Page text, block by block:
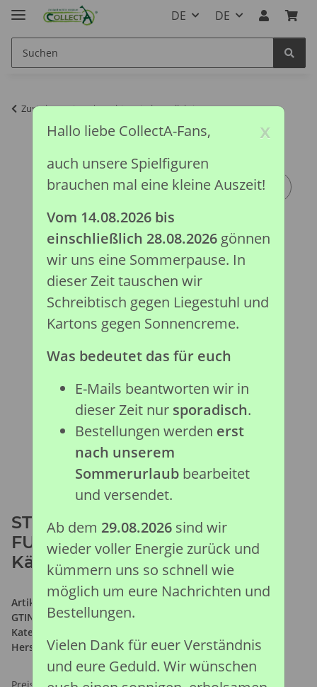
DE DE
Zurück zur Liste Prähistorische Kollektion
STEGOSAURUS
FUSSNACHBILDUNG, Display-
Kästchen
Artikelnummer:
GTIN:
4892900892863
Kategorie:
Hersteller: Collecta Global Limited
x
Hallo liebe CollectA-Fans,
auch unsere Spielfiguren
brauchen mal eine kleine Auszeit!
Vom 14.08.2026 bis
einschließlich 28.08.2026gönnen
wir uns eine Sommerpause. In
dieser Zeit tauschen wir
Schreibtisch gegen Liegestuhl und
Kartons gegen Sonnencreme.
Was bedeutet das für euch
E-Mails beantworten wir in
dieser Zeit nur sporadisch.
Bestellungen werden erst
nach unserem
Sommerurlaubbearbeitet
und versendet.
Ab dem 29.08.2026sind wir
wieder voller Energie zurück und
kümmern uns so schnell wie
möglich um eure Nachrichten und
Bestellungen.
Vielen Dank für euer Verständnis
und eure Geduld. Wir wünschen